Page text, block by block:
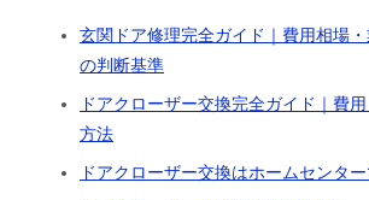
玄関ドア修理完全ガイド｜費用相場
の判断基準
ドアクローザー交換完全ガイド｜費
方法
ドアクローザー交換はホームセンタ